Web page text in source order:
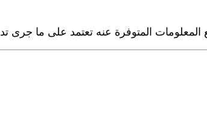
المتوفرة عنه تعتمد على ما جرى